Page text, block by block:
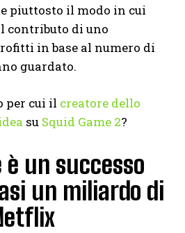
piuttosto il modo in cui
contributo di uno
in base al numero di
guardato.
per cui il creatore dello
su Squid Game 2?
è un successo
un miliardo di